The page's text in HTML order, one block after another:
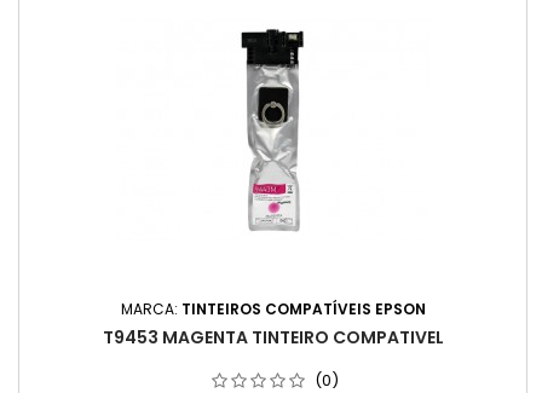
MARCA: TINTEIROS COMPATÍVEIS EPSON
T9453 MAGENTA TINTEIRO COMPATIVEL
(0)